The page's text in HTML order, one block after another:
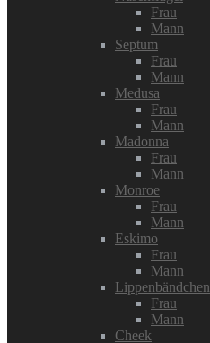
Frau
Mann
Septum
Frau
Mann
Medusa
Frau
Mann
Madonna
Frau
Mann
Monroe
Frau
Mann
Eskimo
Frau
Mann
Lippenbändchen
Frau
Mann
Cheek